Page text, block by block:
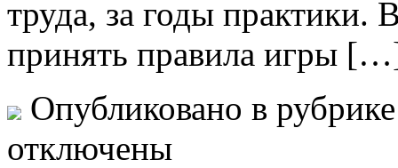
труда, за годы практики.
принять правила игры
Опубликовано в
отключены